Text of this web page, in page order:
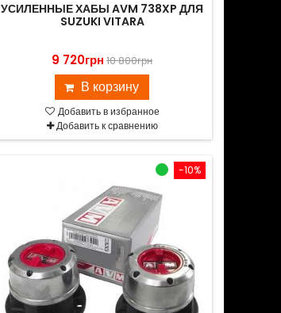
УСИЛЕННЫЕ ХАБЫ AVM 738XP ДЛЯ
SUZUKI VITARA
9 720грн 10 800грн
В корзину
Добавить в избранное
Добавить к сравнению
-10%